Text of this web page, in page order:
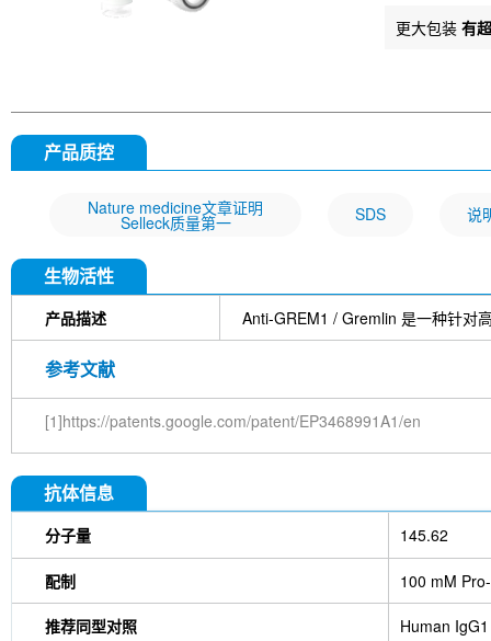
更大包装 有
产品质控
Nature medicine文章证明
Selleck质量第一 SDS 说
生物活性
产品描述 Anti-GREM1 / Gremlin 是一种针对
参考文献
[1]https://patents.google.com/patent/EP3468991A1/en
抗体信息
分子量 145.62
配制 100 mM
推荐同型对照 Human IgG1